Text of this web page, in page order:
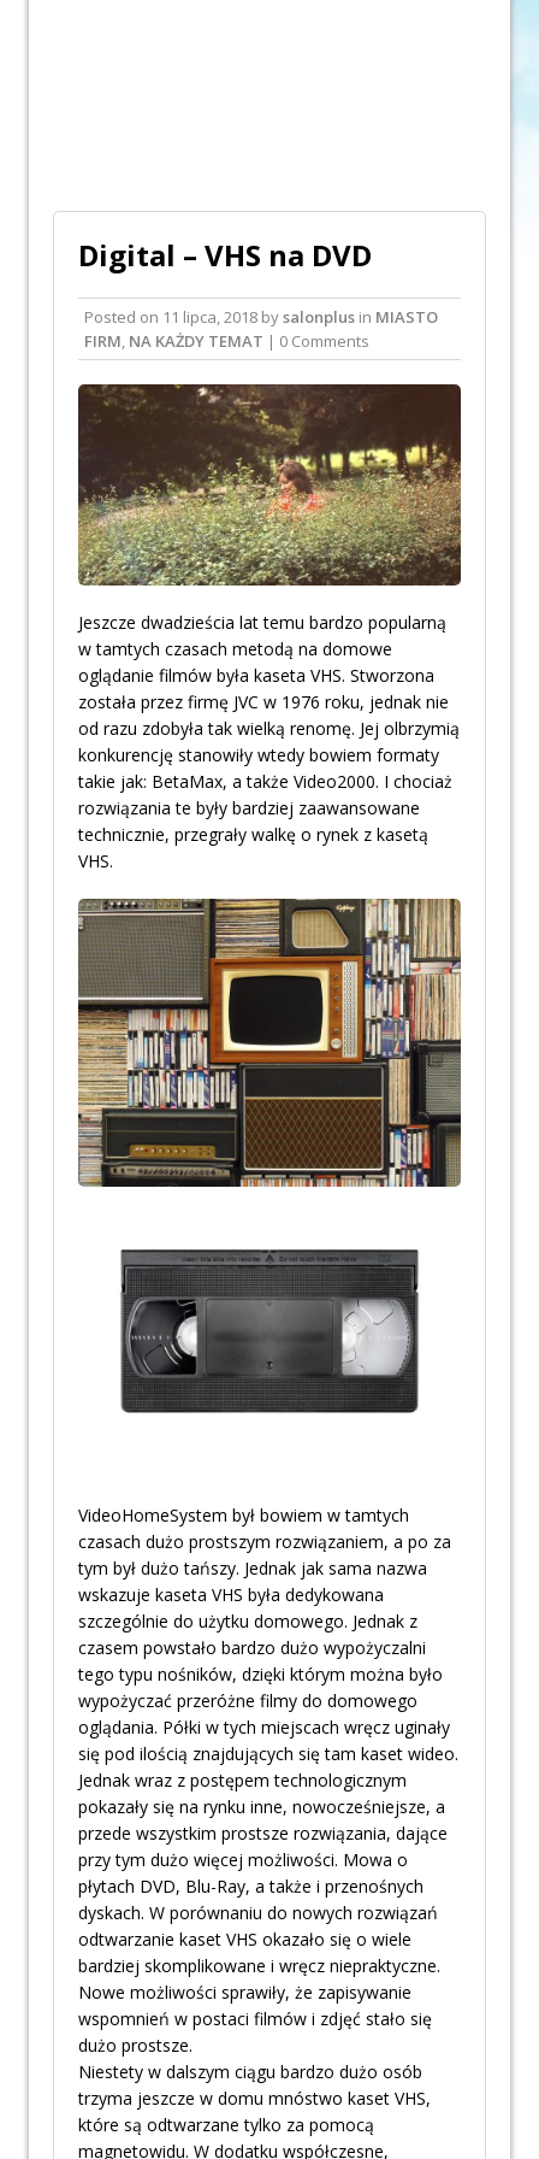
Digital – VHS na DVD
Posted on 11 lipca, 2018 bysalonplus in MIASTO
FIRM, NA KAŻDY TEMAT | 0 Comments
Jeszcze dwadzieścia lat temu bardzo popularną
w tamtych czasach metodą na domowe
oglądanie filmów była kaseta VHS. Stworzona
została przez firmę JVC w 1976 roku, jednak nie
od razu zdobyła tak wielką renomę. Jej olbrzymią
konkurencję stanowiły wtedy bowiem formaty
takie jak: BetaMax, a także Video2000. I chociaż
rozwiązania te były bardziej zaawansowane
technicznie, przegrały walkę o rynek z kasetą
VHS.
VideoHomeSystem był bowiem w tamtych
czasach dużo prostszym rozwiązaniem, a po za
tym był dużo tańszy. Jednak jak sama nazwa
wskazuje kaseta VHS była dedykowana
szczególnie do użytku domowego. Jednak z
czasem powstało bardzo dużo wypożyczalni
tego typu nośników, dzięki którym można było
wypożyczać przeróżne filmy do domowego
oglądania. Półki w tych miejscach wręcz uginały
się pod ilością znajdujących się tam kaset wideo.
Jednak wraz z postępem technologicznym
pokazały się na rynku inne, nowocześniejsze, a
przede wszystkim prostsze rozwiązania, dające
przy tym dużo więcej możliwości. Mowa o
płytach DVD, Blu-Ray, a także i przenośnych
dyskach. W porównaniu do nowych rozwiązań
odtwarzanie kaset VHS okazało się o wiele
bardziej skomplikowane i wręcz niepraktyczne.
Nowe możliwości sprawiły, że zapisywanie
wspomnień w postaci filmów i zdjęć stało się
dużo prostsze.
Niestety w dalszym ciągu bardzo dużo osób
trzyma jeszcze w domu mnóstwo kaset VHS,
które są odtwarzane tylko za pomocą
magnetowidu. W dodatku współczesne,